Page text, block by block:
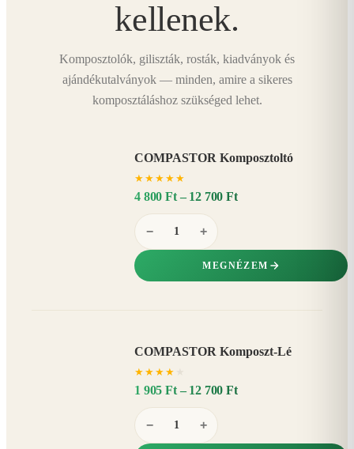
kellenek.
Komposztolók, giliszták, rosták, kiadványok és
ajándékutalványok — minden, amire a sikeres
komposztáláshoz szükséged lehet.
COMPASTOR Komposztoltó
★ ★ ★ ★ ★
4 800 Ft – 12 700 Ft
− +
MEGNÉZEM
COMPASTOR Komposzt-Lé
★ ★ ★ ★
1 905 Ft – 12 700 Ft
− +